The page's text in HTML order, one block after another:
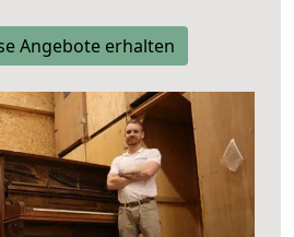
Angebote erhalten